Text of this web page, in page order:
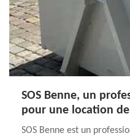
SOS Benne, un
pour une location
SOS Benne est un